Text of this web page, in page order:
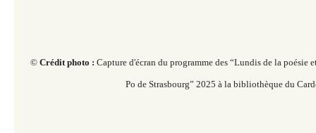
© Crédit photo : Capture d'écran du programme des “Lundis de la poésie
Po de Strasbourg” 2025 à la bibliothèque du